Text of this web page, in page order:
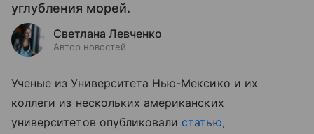
углубления морей.
Светлана Левченко
Автор новостей
Ученые из Университета Нью-Мексико и их
коллеги из нескольких американских
университетов опубликовали статью,